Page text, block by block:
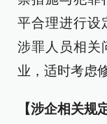
平合理进行设
涉罪人员相关
业，适时考虑
【涉企相关规